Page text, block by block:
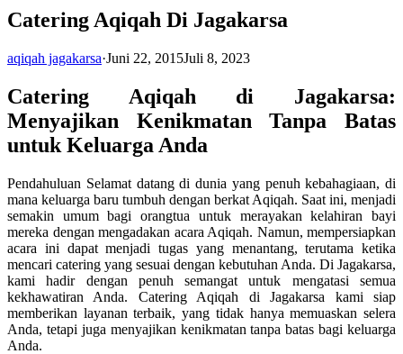
0823
1246
Catering Aqiqah Di Jagakarsa
aqiqah jagakarsa·Juni 22, 2015Juli 8, 2023
Catering Aqiqah di Jagakarsa:
Menyajikan Kenikmatan Tanpa Batas
untuk Keluarga Anda
Pendahuluan Selamat datang di dunia yang penuh kebahagiaan, di
mana keluarga baru tumbuh dengan berkat Aqiqah. Saat ini, menjadi
semakin umum bagi orangtua untuk merayakan kelahiran bayi
mereka dengan mengadakan acara Aqiqah. Namun, mempersiapkan
acara ini dapat menjadi tugas yang menantang, terutama ketika
mencari catering yang sesuai dengan kebutuhan Anda. Di Jagakarsa,
kami hadir dengan penuh semangat untuk mengatasi semua
kekhawatiran Anda. Catering Aqiqah di Jagakarsa kami siap
memberikan layanan terbaik, yang tidak hanya memuaskan selera
Anda, tetapi juga menyajikan kenikmatan tanpa batas bagi keluarga
Anda.